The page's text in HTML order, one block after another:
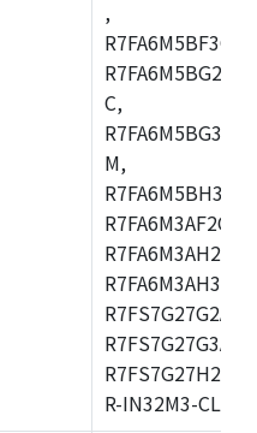
,
C,
M,
R-IN32M3-CL,R-